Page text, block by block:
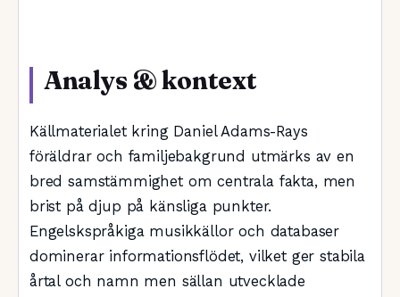
Analys & kontext
Källmaterialet kring Daniel Adams-Rays
föräldrar och familjebakgrund utmärks av en
bred samstämmighet om centrala fakta, men
brist på djup på känsliga punkter.
Engelskspråkiga musikkällor och databaser
dominerar informationsflödet, vilket ger stabila
årtal och namn men sällan utvecklade